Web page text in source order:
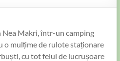
Nea Makri, într-un camping
o mulțime de rulote staționare
cu tot felul de lucrușoare